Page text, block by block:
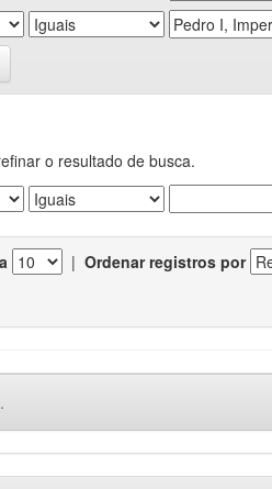
o resultado de busca.
| Ordenar registros por